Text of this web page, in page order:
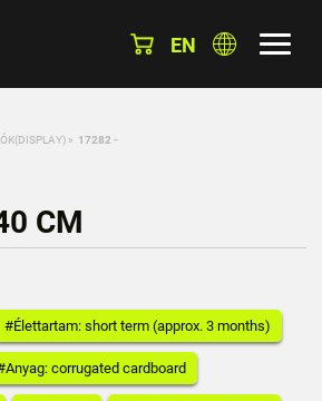
EN
» 17282 -
CM
#Élettartam: short term (approx. 3 months)
corrugated cardboard